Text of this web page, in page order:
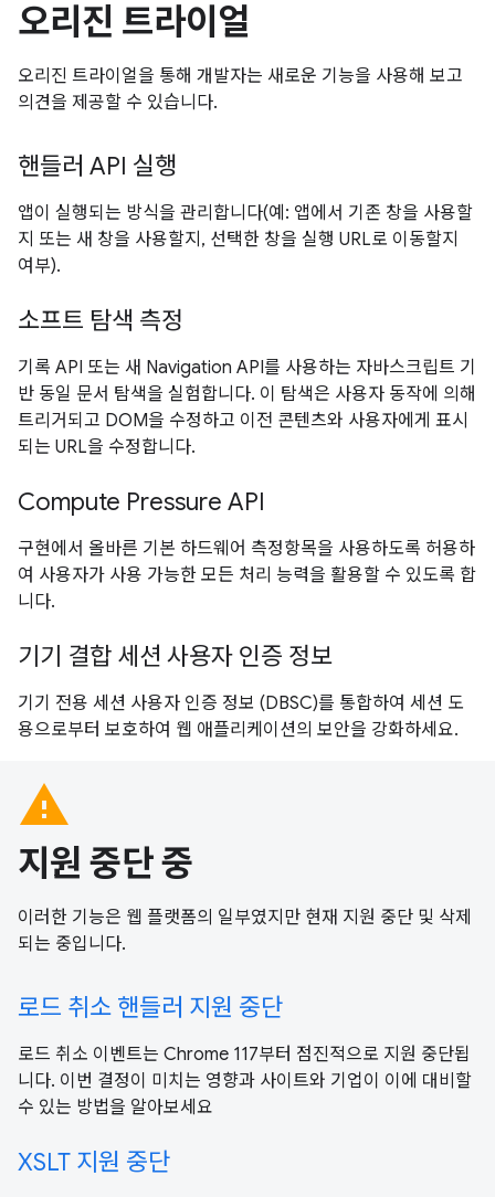
오리진 트라이얼
오리진 트라이얼을 통해 개발자는 새로운 기능을 사용해 보고
의견을 제공할 수 있습니다.
핸들러 API 실행
앱이 실행되는 방식을 관리합니다(예: 앱에서 기존 창을 사용할
지 또는 새 창을 사용할지, 선택한 창을 실행 URL로 이동할지
여부).
소프트 탐색 측정
기록 API 또는 새 Navigation API를 사용하는 자바스크립트 기
반 동일 문서 탐색을 실험합니다. 이 탐색은 사용자 동작에 의해
트리거되고 DOM을 수정하고 이전 콘텐츠와 사용자에게 표시
되는 URL을 수정합니다.
Compute Pressure API
구현에서 올바른 기본 하드웨어 측정항목을 사용하도록 허용하
여 사용자가 사용 가능한 모든 처리 능력을 활용할 수 있도록 합
니다.
기기 결합 세션 사용자 인증 정보
기기 전용 세션 사용자 인증 정보 (DBSC)를 통합하여 세션 도
용으로부터 보호하여 웹 애플리케이션의 보안을 강화하세요.
warning
지원 중단 중
이러한 기능은 웹 플랫폼의 일부였지만 현재 지원 중단 및 삭제
되는 중입니다.
로드 취소 핸들러 지원 중단
로드 취소 이벤트는 Chrome 117부터 점진적으로 지원 중단됩
니다. 이번 결정이 미치는 영향과 사이트와 기업이 이에 대비할
수 있는 방법을 알아보세요
XSLT 지원 중단